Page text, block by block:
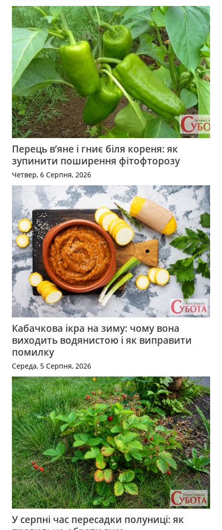
Перець в’яне і гниє біля кореня: як
зупинити поширення фітофторозу
Четвер, 6 Серпня, 2026
Кабачкова ікра на зиму: чому вона
виходить водянистою і як виправити
помилку
Середа, 5 Серпня, 2026
У серпні час пересадки полуниці: як